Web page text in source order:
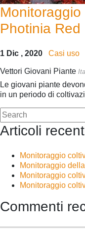
Photinia
1 Dic , 2020 Casi uso
Vettori Giovani Piante
Le giovani piante
in un periodo di
Articoli
Monitoraggio
Monitoraggio
Monitoraggio
Monitoraggio
Commenti